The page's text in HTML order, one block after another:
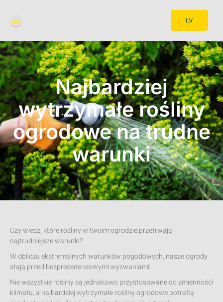
LV
Najbardziej
wytrzymałe rośliny
ogrodowe na trudne
warunki
Czy wiesz, które rośliny w twoim ogrodzie przetrwają
najtrudniejsze warunki?
W obliczu ekstremalnych warunków pogodowych, nasze ogrody
stają przed bezprecedensowymi wyzwaniami.
Nie wszystkie rośliny są jednakowo przystosowane do zmienności
klimatu, a najbardziej wytrzymałe rośliny ogrodowe potrafią